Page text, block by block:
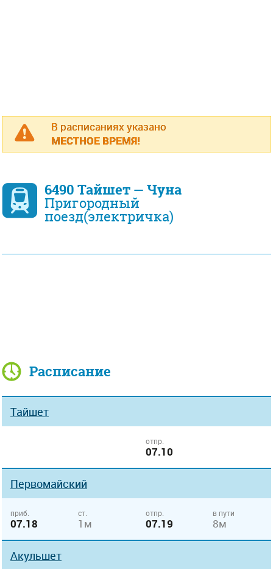
В расписаниях указано
МЕСТНОЕ ВРЕМЯ!
6490 Тайшет — Чуна
Пригородный
поезд(электричка)
Расписание
Тайшет
отпр.
07.10
Первомайский
приб.
07.18
ст.
1м
отпр.
07.19
в пути
8м
Акульшет